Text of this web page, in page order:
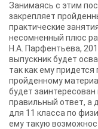
Занимаясь с этим
закрепляет
практические
несомненный плюс
Н.А. Парфентьева,
выпускник будет
так как ему
пройденному
будет
правильный ответ, а
для 11 класса по
ему такую